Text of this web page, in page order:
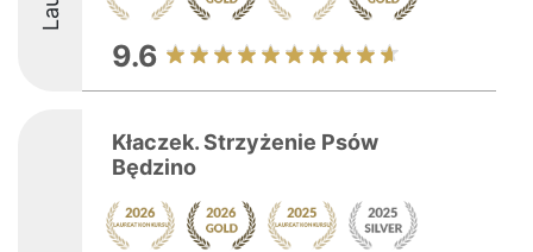
9.6
Kłaczek. Strzyżenie Psów
Będzino